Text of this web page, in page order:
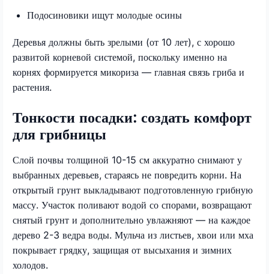
Подосиновики ищут молодые осины
Деревья должны быть зрелыми (от 10 лет), с хорошо
развитой корневой системой, поскольку именно на
корнях формируется микориза — главная связь гриба и
растения.
Тонкости посадки: создать комфорт
для грибницы
Слой почвы толщиной 10-15 см аккуратно снимают у
выбранных деревьев, стараясь не повредить корни. На
открытый грунт выкладывают подготовленную грибную
массу. Участок поливают водой со спорами, возвращают
снятый грунт и дополнительно увлажняют — на каждое
дерево 2-3 ведра воды. Мульча из листьев, хвои или мха
покрывает грядку, защищая от высыхания и зимних
холодов.